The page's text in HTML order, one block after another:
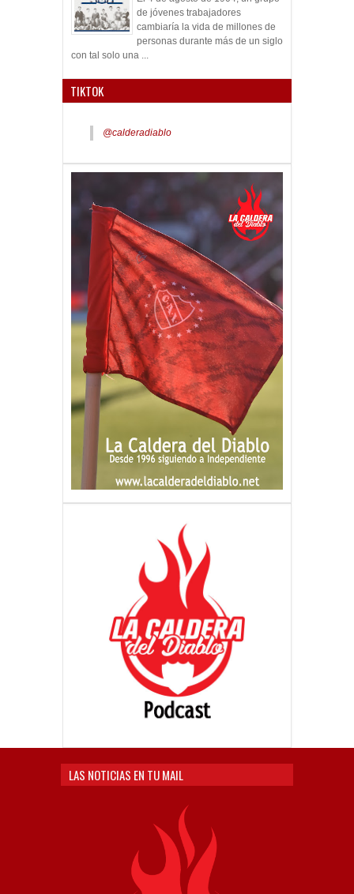
de jóvenes trabajadores
cambiaría la vida de millones de
personas durante más de un siglo
con tal solo una ...
TIKTOK
@calderadiablo
LAS NOTICIAS EN TU MAIL